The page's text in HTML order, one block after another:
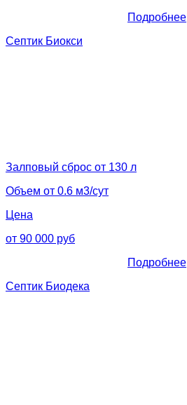
Подробнее
Септик Биокси
Залповый сброс от 130 л
Объем от 0.6 м3/сут
Цена
от 90 000 руб
Подробнее
Септик Биодека